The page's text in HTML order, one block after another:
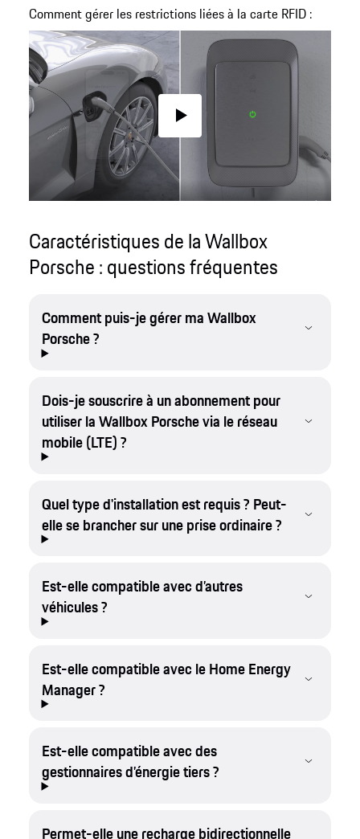
Comment gérer les restrictions liées à la carte RFID :
Play
Caractéristiques de la Wallbox
Porsche : questions fréquentes
Comment puis-je gérer ma Wallbox
Porsche ?
Dois-je souscrire à un abonnement pour
utiliser la Wallbox Porsche via le réseau
mobile (LTE) ?
Quel type d'installation est requis ? Peut-
elle se brancher sur une prise ordinaire ?
Est-elle compatible avec d’autres
véhicules ?
Est-elle compatible avec le Home Energy
Manager ?
Est-elle compatible avec des
gestionnaires d’énergie tiers ?
Permet-elle une recharge bidirectionnelle